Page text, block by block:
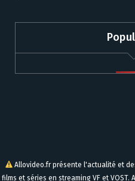
Allovideo.fr présente l'actualité et
films et séries en streaming VF et